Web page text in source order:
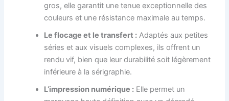
gros, elle garantit une tenue exceptionnelle des
couleurs et une résistance maximale au temps.
Le flocage et le transfert : Adaptés aux petites
séries et aux visuels complexes, ils offrent un
rendu vif, bien que leur durabilité soit légèrement
inférieure à la sérigraphie.
L’impression numérique : Elle permet un